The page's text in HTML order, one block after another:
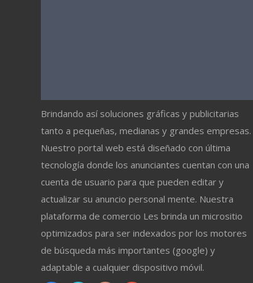
Brindando así soluciones gráficas y publicitarias
tanto a pequeñas, medianas y grandes empresas.
Nuestro portal web está diseñado con última
tecnología donde los anunciantes cuentan con una
cuenta de usuario para que pueden editar y
actualizar su anuncio personal mente. Nuestra
plataforma de comercio Les brinda un micrositio
optimizados para ser indexados por los motores
de búsqueda más importantes (google) y
adaptable a cualquier dispositivo móvil.